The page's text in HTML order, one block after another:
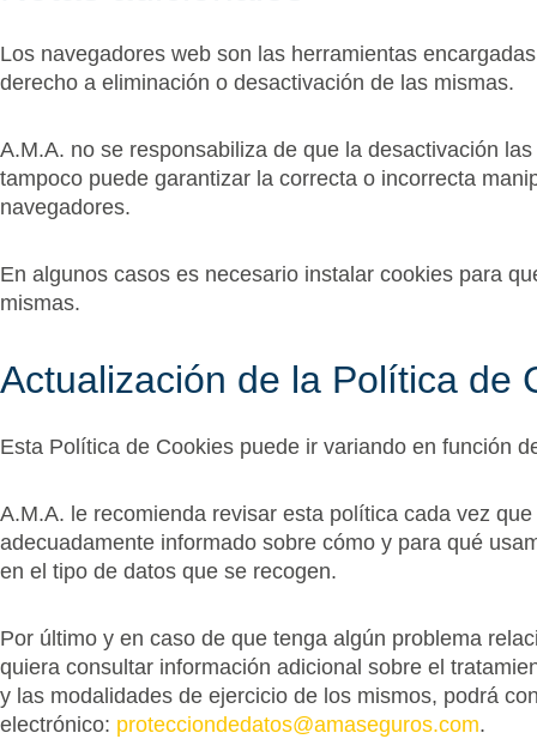
Los navegadores web son las herramientas
derecho a eliminación o desactivación de las mismas.
A.M.A. no se responsabiliza de que la desactivación
tampoco puede garantizar la correcta o incorrecta
navegadores.
En algunos casos es necesario instalar cookies para
mismas.
Actualización de la Política de
Esta Política de Cookies puede ir variando en función
A.M.A. le recomienda revisar esta política cada vez
adecuadamente informado sobre cómo y para qué
en el tipo de datos que se recogen.
Por último y en caso de que tenga algún problema
quiera consultar información adicional sobre el
y las modalidades de ejercicio de los mismos, podrá
electrónico: protecciondedatos@amaseguros.com.